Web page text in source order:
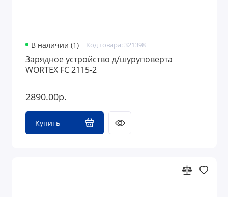
В наличии (1) Код товара: 321398
Зарядное устройство д/шуруповерта
WORTEX FC 2115-2
2890.00р.
Купить